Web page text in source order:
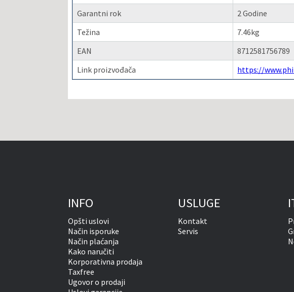
Garantni rok
2 Godine
Težina
7.46kg
EAN
8712581756789
Link proizvođača
https://
INFO
Opšti uslovi
Način isporuke
Način plaćanja
Kako naručiti
Korporativna prodaja
Taxfree
Ugovor o prodaji
USLUGE
Kontakt
Servis